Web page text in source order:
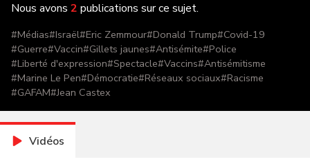
Nous avons 2 publications sur ce sujet.
#Médias#Israël#Eric Zemmour#Donald Trump#Covid-19
#Guerre#Vaccin#Gillets jaunes#Antisémite#Police
#Liberté d'expression#Spectacle#Vaccins#Antisémitisme
#Marine Le Pen#Démocratie#Réseaux sociaux#Racisme
#GAFAM#Jean Castex
Vidéos